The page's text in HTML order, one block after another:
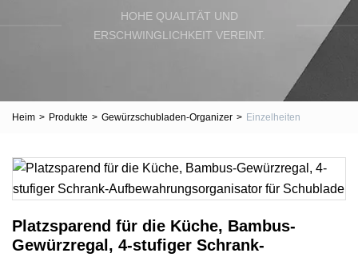
HOHE QUALITÄT UND
ERSCHWINGLICHKEIT VEREINT.
Heim > Produkte > Gewürzschubladen-Organizer > Einzelheiten
Platzsparend für die Küche, Bambus-
Gewürzregal, 4-stufiger Schrank-